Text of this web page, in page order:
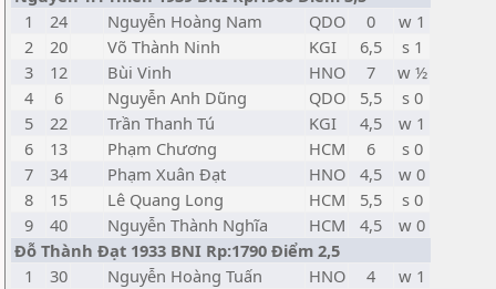
1
24 Nguyễn Hoàng Nam QDO 0
w 1
2
20 Võ Thành Ninh KGI 6,5
s 1
3
12 Bùi Vinh HNO 7
w ½
4
6 Nguyễn Anh Dũng QDO 5,5
s 0
5
22 Trần Thanh Tú KGI 4,5
w 1
6
13 Phạm Chương HCM 6
s 0
7
34 Phạm Xuân Đạt HNO 4,5
w 0
8
15 Lê Quang Long HCM 5,5
s 0
9
40 Nguyễn Thành Nghĩa HCM 4,5
w 0
Đỗ Thành Đạt 1933 BNI Rp:1790 Điểm 2,5
1
30 Nguyễn Hoàng Tuấn HNO 4
w 1